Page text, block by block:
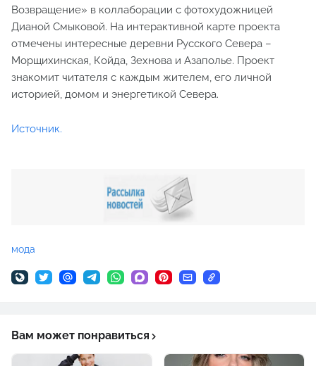
Возвращение» в коллаборации с фотохудожницей
Дианой Смыковой. На интерактивной карте проекта
отмечены интересные деревни Русского Севера –
Морщихинская, Койда, Зехнова и Азаполье. Проект
знакомит читателя с каждым жителем, его личной
историей, домом и энергетикой Севера.
Источник.
мода
Вам может понравиться